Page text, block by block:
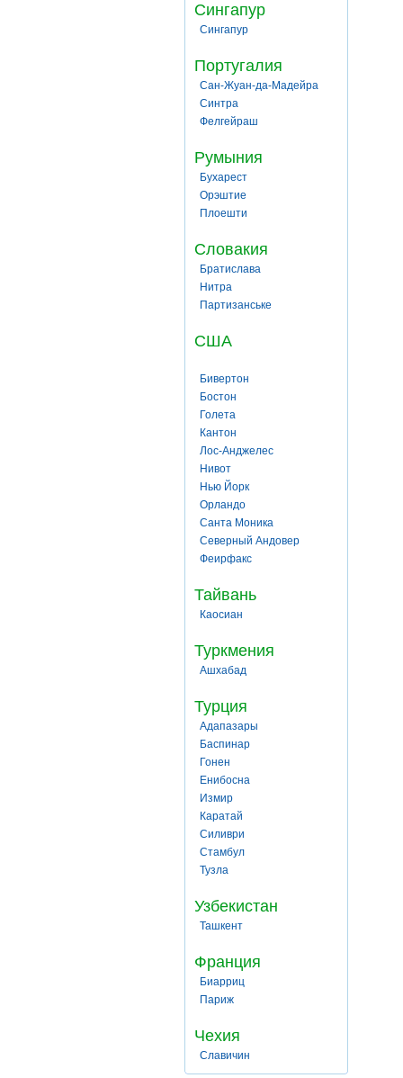
Сингапур
Сингапур
Португалия
Сан-Жуан-да-Мадейра
Синтра
Фелгейраш
Румыния
Бухарест
Орэштие
Плоешти
Словакия
Братислава
Нитра
Партизанське
США
Бивертон
Бостон
Голета
Кантон
Лос-Анджелес
Нивот
Нью Йорк
Орландо
Санта Моника
Северный Андовер
Феирфакс
Тайвань
Каосиан
Туркмения
Ашхабад
Турция
Адапазары
Баспинар
Гонен
Енибосна
Измир
Каратай
Силиври
Стамбул
Тузла
Узбекистан
Ташкент
Франция
Биарриц
Париж
Чехия
Славичин